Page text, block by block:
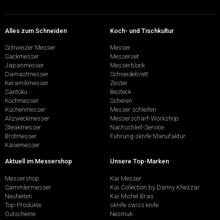
Alles zum Schneiden
Schweizer Messer
Sackmesser
Japanmesser
Damastmesser
Keramikmesser
Santoku
Kochmesser
Küchenmesser
Allzweckmesser
Steakmesser
Brotmesser
Käsemesser
Koch- und Tischkultur
Messer
Messerset
Messerblock
Schneidebrett
Zester
Besteck
Scheren
Messer schleifen
Messerschärf-Workshop
Nachschleif-Service
Führung sknife Manufaktur
Aktuell im Messershop
Messershop
Sammlermesser
Neuheiten
Top-Produkte
Gutscheine
Unsere Top-Marken
Kai Messer
Kai Collection by Danny Khezzar
Kai Michel Bras
sknife swiss knife
Nesmuk